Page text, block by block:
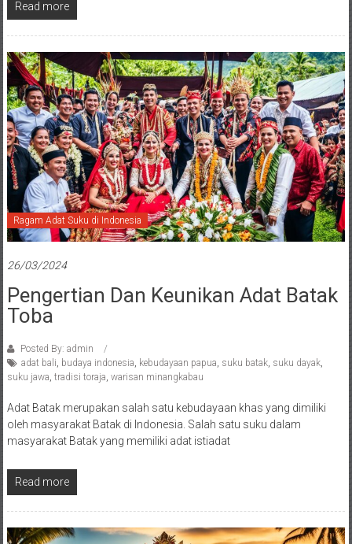
Read more
Ragam Adat Suku di Indonesia
26/03/2024
Pengertian Dan Keunikan Adat Batak
Toba
Posted By: admin
adat bali, budaya indonesia, kebudayaan papua, suku batak, suku dayak,
suku jawa, tradisi toraja, warisan minangkabau
Adat Batak merupakan salah satu kebudayaan khas yang dimiliki
oleh masyarakat Batak di Indonesia. Salah satu suku dalam
masyarakat Batak yang memiliki adat istiadat
Read more